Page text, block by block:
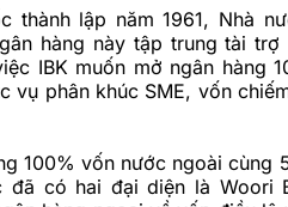
thành lập năm 1961, Nhà
hàng này tập trung tài
IBK muốn mở ngân hàng
vụ phân khúc SME, vốn
100% vốn nước ngoài cùng
đã có hai đại diện là Woori